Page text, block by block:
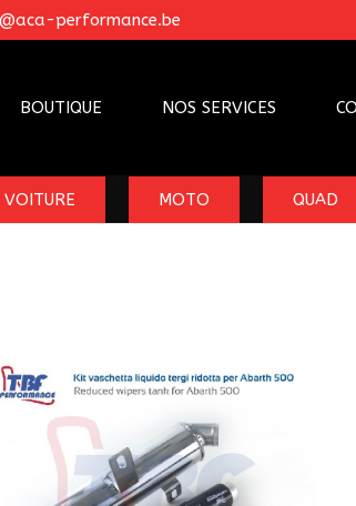
performance.be
BOUTIQUE NOS SERVICES
VOITURE MOTO QUAD